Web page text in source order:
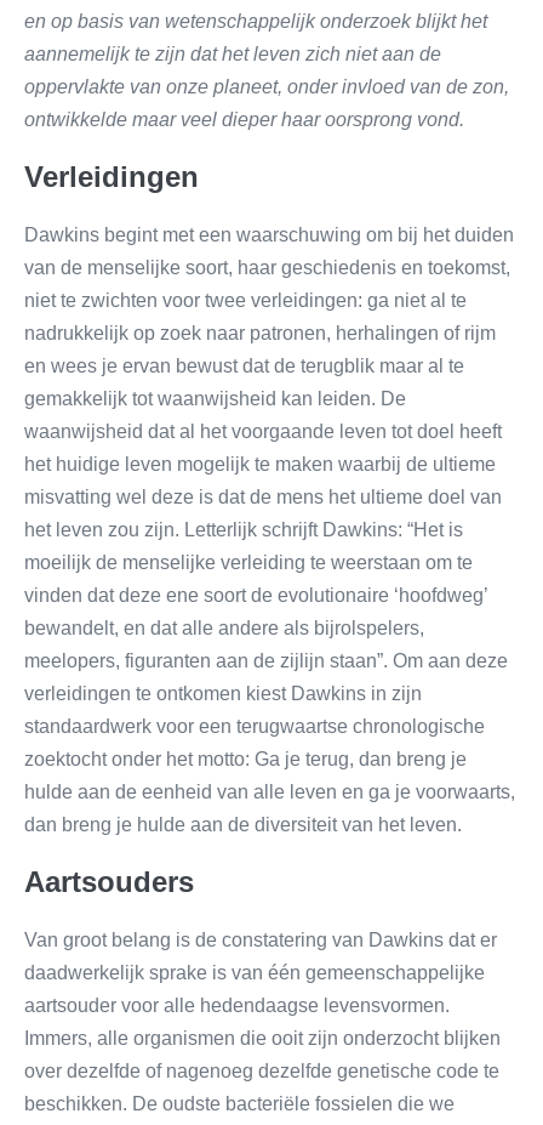
en op basis van wetenschappelijk onderzoek blijkt het
aannemelijk te zijn dat het leven zich niet aan de
oppervlakte van onze planeet, onder invloed van de zon,
ontwikkelde maar veel dieper haar oorsprong vond.
Verleidingen
Dawkins begint met een waarschuwing om bij het duiden
van de menselijke soort, haar geschiedenis en toekomst,
niet te zwichten voor twee verleidingen: ga niet al te
nadrukkelijk op zoek naar patronen, herhalingen of rijm
en wees je ervan bewust dat de terugblik maar al te
gemakkelijk tot waanwijsheid kan leiden. De
waanwijsheid dat al het voorgaande leven tot doel heeft
het huidige leven mogelijk te maken waarbij de ultieme
misvatting wel deze is dat de mens het ultieme doel van
het leven zou zijn. Letterlijk schrijft Dawkins: “Het is
moeilijk de menselijke verleiding te weerstaan om te
vinden dat deze ene soort de evolutionaire ‘hoofdweg’
bewandelt, en dat alle andere als bijrolspelers,
meelopers, figuranten aan de zijlijn staan”. Om aan deze
verleidingen te ontkomen kiest Dawkins in zijn
standaardwerk voor een terugwaartse chronologische
zoektocht onder het motto: Ga je terug, dan breng je
hulde aan de eenheid van alle leven en ga je voorwaarts,
dan breng je hulde aan de diversiteit van het leven.
Aartsouders
Van groot belang is de constatering van Dawkins dat er
daadwerkelijk sprake is van één gemeenschappelijke
aartsouder voor alle hedendaagse levensvormen.
Immers, alle organismen die ooit zijn onderzocht blijken
over dezelfde of nagenoeg dezelfde genetische code te
beschikken. De oudste bacteriële fossielen die we